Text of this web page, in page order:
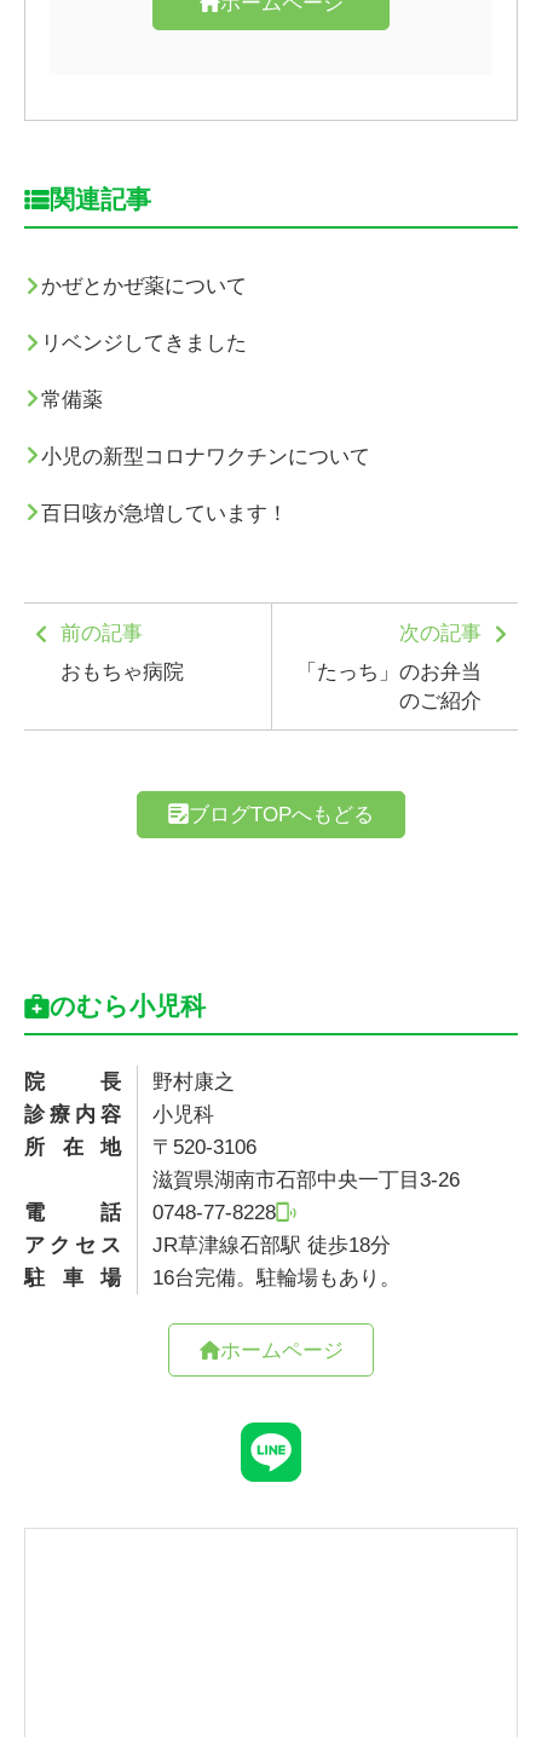
関連記事
かぜとかぜ薬について
リベンジしてきました
常備薬
小児の新型コロナワクチンについて
百日咳が急増しています！
前の記事
おもちゃ病院
次の記事
「たっち」のお弁当
のご紹介
ブログTOPへもどる
のむら小児科
院長
野村康之
診療内容
小児科
所在地
〒520-3106
滋賀県湖南市石部中央一丁目3-26
電話
0748-77-8228
アクセス
JR草津線石部駅 徒歩18分
駐車場
16台完備。駐輪場もあり。
ホームページ